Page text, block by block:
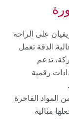
على الراحة
الدقة تعمل
تدعم
رقمية
المواد الفاخرة
مثالية